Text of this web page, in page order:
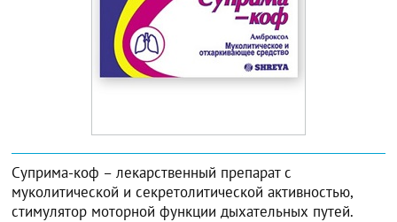
Суприма-коф – лекарственный препарат с
муколитической и секретолитической активностью,
стимулятор моторной функции дыхательных путей.